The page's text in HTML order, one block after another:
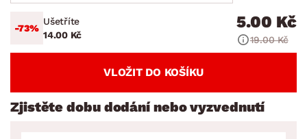
-73%
Ušetříte
14.00 Kč
5.00 Kč
19.00 Kč
VLOŽIT DO KOŠÍKU
Zjistěte dobu dodání nebo vyzvednutí